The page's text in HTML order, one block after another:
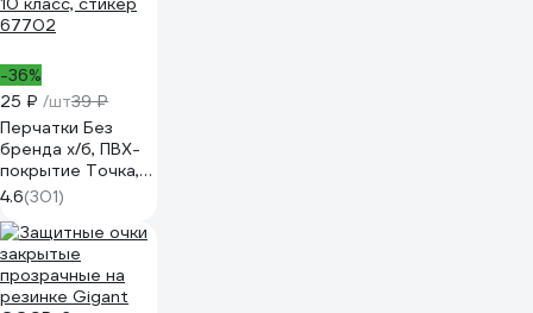
-36%
25 ₽ /шт39 ₽
Перчатки Без
бренда х/б, ПВХ-
покрытие Точка,
10 класс, стикер
67702
4.6(301)